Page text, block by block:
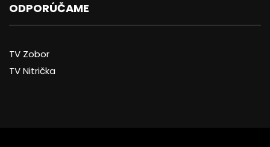
ODPORÚČAME
TV Zobor
TV Nitrička